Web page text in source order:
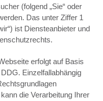
(folgend „Sie“ oder
Das unter Ziffer 1
ist Diensteanbieter und
erfolgt auf Basis
Einzelfallabhängig
die Verarbeitung Ihrer